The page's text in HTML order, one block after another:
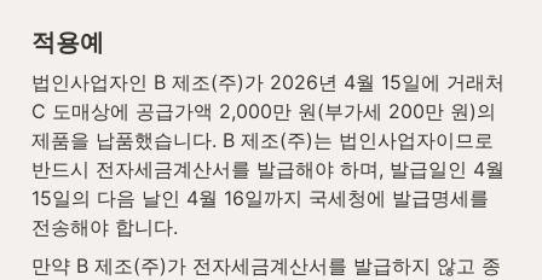
적용예
법인사업자인 B 제조(주)가 2026년 4월 15일에 거래처
C 도매상에 공급가액 2,000만 원(부가세 200만 원)의
제품을 납품했습니다. B 제조(주)는 법인사업자이므로
반드시 전자세금계산서를 발급해야 하며, 발급일인 4월
15일의 다음 날인 4월 16일까지 국세청에 발급명세를
전송해야 합니다.
만약 B 제조(주)가 전자세금계산서를 발급하지 않고 종